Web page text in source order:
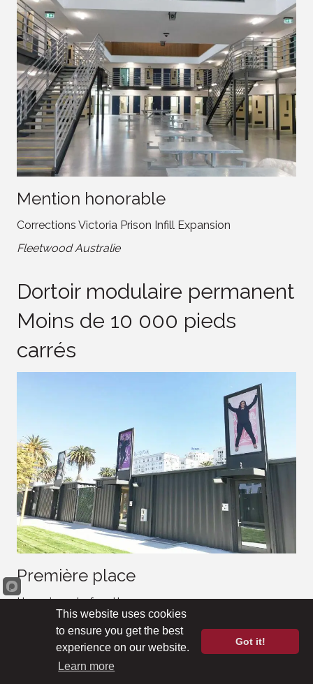
Mention honorable
Corrections Victoria Prison Infill Expansion
Fleetwood Australie
Dortoir modulaire permanent
Moins de 10 000 pieds
carrés
Première place
L'espoir sur Lafayette
DeMaria Design, Steelblox &
R&S Tavares Associates
This website uses cookies
to ensure you get the best
experience on our website.
Learn more
Got it!